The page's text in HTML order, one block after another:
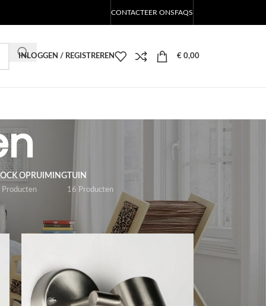
CONTACTEER ONSFAQS
INLOGGEN / REGISTREREN € 0,00
OPRUIMING
Producten
TUIN
16 Producten